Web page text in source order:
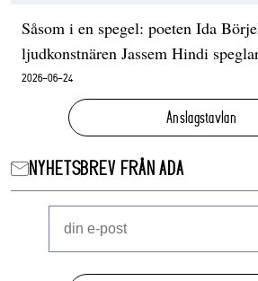
Såsom i en spegel: poeten Ida
ljudkonstnären Jassem Hindi
2026-06-24
Anslagstavlan
NYHETSBREV FRÅN ADA